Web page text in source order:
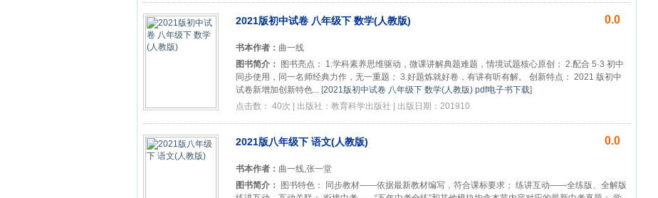
2021版初中试卷 八年级下 数学(人教版) 0.0
书本作者： 曲一线
图书简介：
图书亮点： 1.学科素养思维驱动，微课讲解典题难题，情境试题核心原创； 2.配合 5·3 初中
同步使用，同一名师经典力作，无一重题； 3.好题炼就好卷，有讲有听有解。 创新特点： 2021 版初中
试卷新增加创新特色... [2021版初中试卷 八年级下 数学(人教版) pdf电子书下载]
点击数： 40次 | 出版社：教育科学出版社 | 出版日期：201910
2021版八年级下 语文(人教版) 0.0
书本作者： 曲一线,张一堂
图书简介： 图书特色： 同步教材——依据最新教材编写，符合课标要求； 练讲互动——全练版、全解版